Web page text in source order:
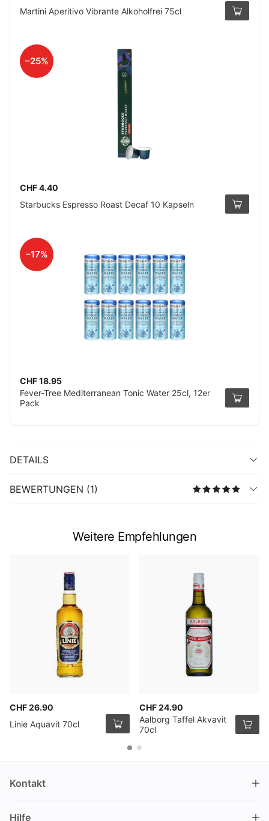
Martini Aperitivo Vibrante Alkoholfrei 75cl
–25%
CHF 4.40
Starbucks Espresso Roast Decaf 10 Kapseln
–17%
CHF 18.95
Fever-Tree Mediterranean Tonic Water 25cl, 12er
Pack
DETAILS
BEWERTUNGEN (1)
Weitere Empfehlungen
CHF 26.90
Linie Aquavit 70cl
CHF 24.90
Aalborg Taffel Akvavit
70cl
Kontakt
Hilfe